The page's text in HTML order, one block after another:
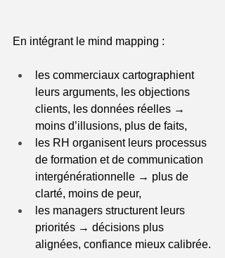
En intégrant le mind mapping :
les commerciaux cartographient
leurs arguments, les objections
clients, les données réelles →
moins d’illusions, plus de faits,
les RH organisent leurs processus
de formation et de communication
intergénérationnelle → plus de
clarté, moins de peur,
les managers structurent leurs
priorités → décisions plus
alignées, confiance mieux calibrée.